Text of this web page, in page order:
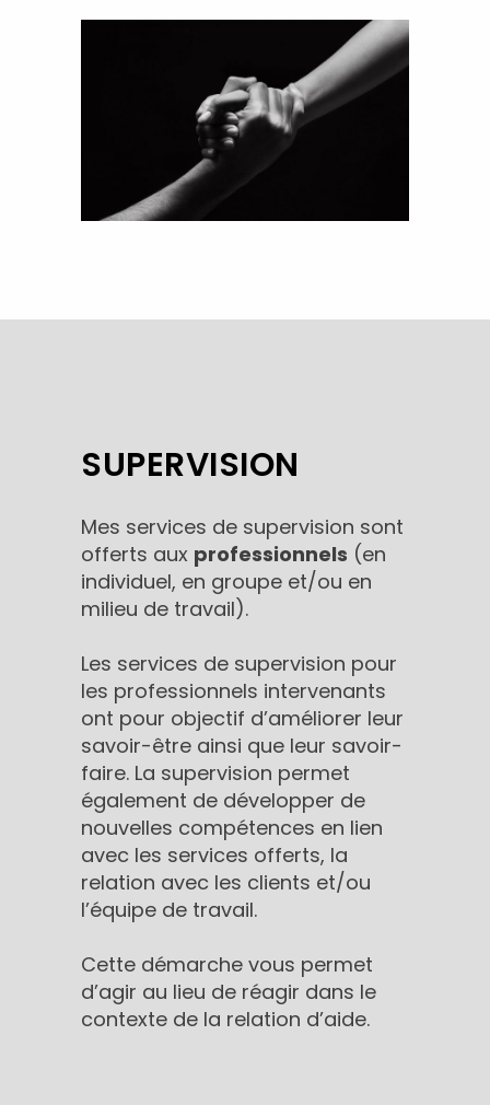
SUPERVISION
Mes services de supervision sont
offerts aux professionnels (en
individuel, en groupe et/ou en
milieu de travail).
Les services de supervision pour
les professionnels intervenants
ont pour objectif d’améliorer leur
savoir-être ainsi que leur savoir-
faire. La supervision permet
également de développer de
nouvelles compétences en lien
avec les services offerts, la
relation avec les clients et/ou
l’équipe de travail.
Cette démarche vous permet
d’agir au lieu de réagir dans le
contexte de la relation d’aide.